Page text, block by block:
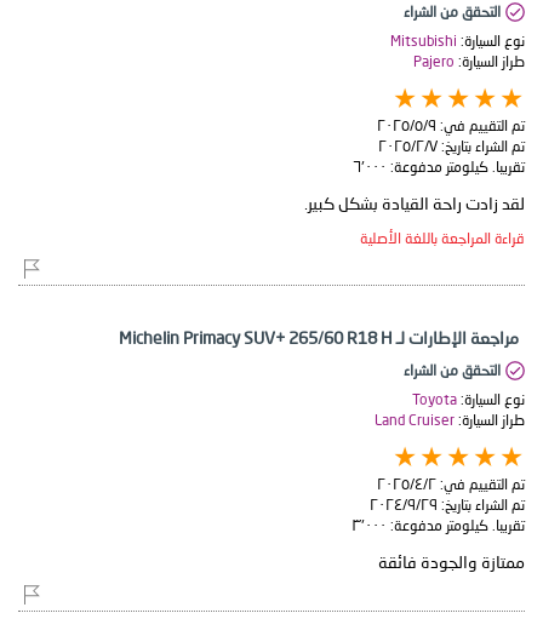
التحقق من الشراء
نوع السيارة: Mitsubishi
طراز السيارة: Pajero
تم التقييم في: ٩‏/٥‏/٢٠٢٥
تم الشراء بتاريخ: ٧‏/٢‏/٢٠٢٥
تقريبا. كيلومتر مدفوعة: ٦٬٠٠٠
لقد زادت راحة القيادة بشكل كبير.
قراءة المراجعة باللغة الأصلية
مراجعة الإطارات لـ Michelin Primacy SUV+ 265/60 R18 H
التحقق من الشراء
نوع السيارة: Toyota
طراز السيارة: Land Cruiser
تم التقييم في: ٢‏/٤‏/٢٠٢٥
تم الشراء بتاريخ: ٢٩‏/٩‏/٢٠٢٤
تقريبا. كيلومتر مدفوعة: ٣٬٠٠٠
ممتازة والجودة فائقة